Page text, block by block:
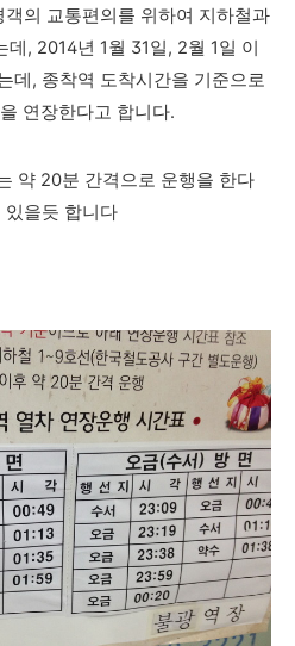
의 교통편의를 위하여 지하철과
, 2014년 1월 31일, 2월 1일 이
데, 종착역 도착시간을 기준으로
연장한다고 합니다.
약 20분 간격으로 운행을 한다
있을듯 합니다